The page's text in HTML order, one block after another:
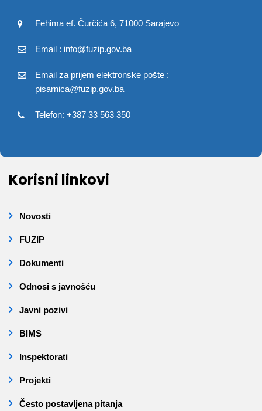
Fehima ef. Čurčića 6, 71000 Sarajevo
Email : info@fuzip.gov.ba
Email za prijem elektronske pošte :
pisarnica@fuzip.gov.ba
Telefon: +387 33 563 350
Korisni linkovi
Novosti
FUZIP
Dokumenti
Odnosi s javnošću
Javni pozivi
BIMS
Inspektorati
Projekti
Često postavljena pitanja